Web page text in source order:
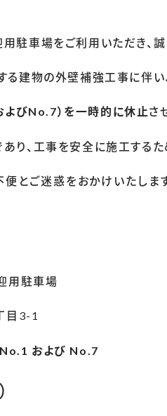
駐車場をご利用いただき、誠
る建物の外壁補強工事に伴
びNo.7）を一時的に休止さ
り、工事を安全に施工するた
とご迷惑をおかけいたしま
用駐車場
目3-1
および No.7